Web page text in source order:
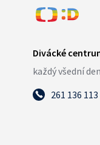
261 136 113